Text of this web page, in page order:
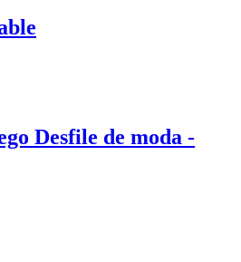
Desfile de moda -